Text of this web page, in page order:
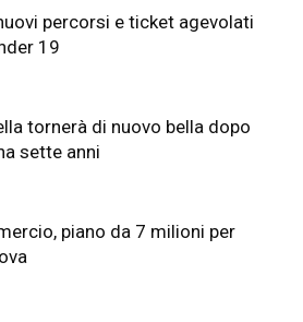
percorsi e ticket agevolati
19
tornerà di nuovo bella dopo
sette anni
piano da 7 milioni per